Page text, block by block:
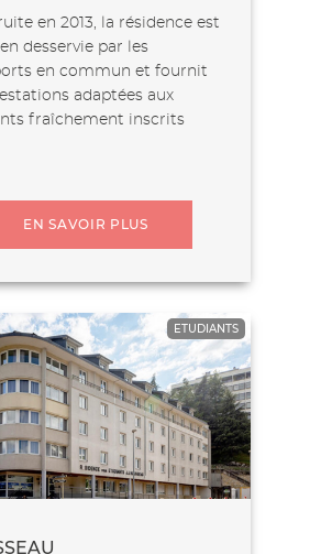
en 2013, la résidence est
desservie par les
en commun et fournit
adaptées aux
fraîchement inscrits
EN SAVOIR PLUS
ETUDIANTS